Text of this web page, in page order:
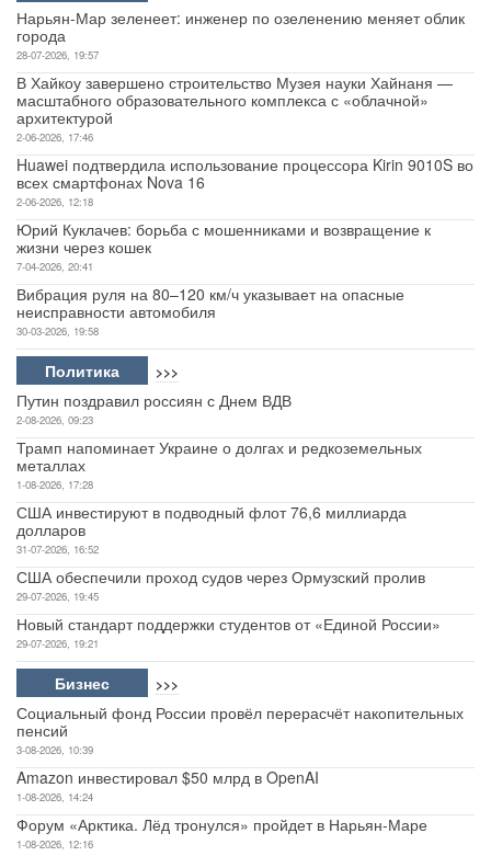
Нарьян-Мар зеленеет: инженер по озеленению меняет облик
города
28-07-2026, 19:57
В Хайкоу завершено строительство Музея науки Хайнаня —
масштабного образовательного комплекса с «облачной»
архитектурой
2-06-2026, 17:46
Huawei подтвердила использование процессора Kirin 9010S во
всех смартфонах Nova 16
2-06-2026, 12:18
Юрий Куклачев: борьба с мошенниками и возвращение к
жизни через кошек
7-04-2026, 20:41
Вибрация руля на 80–120 км/ч указывает на опасные
неисправности автомобиля
30-03-2026, 19:58
Политика >>>
Путин поздравил россиян с Днем ВДВ
2-08-2026, 09:23
Трамп напоминает Украине о долгах и редкоземельных
металлах
1-08-2026, 17:28
США инвестируют в подводный флот 76,6 миллиарда
долларов
31-07-2026, 16:52
США обеспечили проход судов через Ормузский пролив
29-07-2026, 19:45
Новый стандарт поддержки студентов от «Единой России»
29-07-2026, 19:21
Бизнес >>>
Социальный фонд России провёл перерасчёт накопительных
пенсий
3-08-2026, 10:39
Amazon инвестировал $50 млрд в OpenAI
1-08-2026, 14:24
Форум «Арктика. Лёд тронулся» пройдет в Нарьян-Маре
1-08-2026, 12:16